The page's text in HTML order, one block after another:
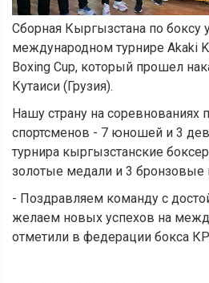
Сборная Кыргызстана по боксу
международном турнире Akaki
Boxing Cup, который прошел
Кутаиси (Грузия).
Нашу страну на соревнованиях
спортсменов - 7 юношей и 3
турнира кыргызстанские
золотые медали и 3 бронзовые
- Поздравляем команду с
желаем новых успехов на
отметили в федерации бокса